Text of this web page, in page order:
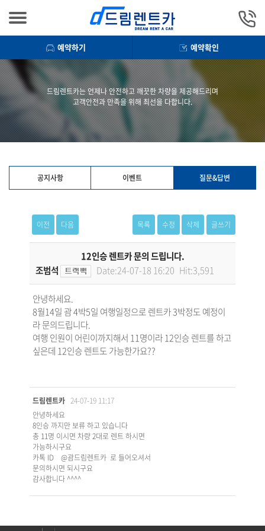
예약하기 예약확인
드림렌트카는 언제나 안전하고 깨끗한 차량을 제공해드리며
고객안전과 만족을 위해 최선을 다합니다.
공지사항 이벤트 질문&답변
이전 다음 목록 수정 삭제 글쓰기
12인승 렌트카 문의 드립니다.
조범석
Date:24-07-18 16:20 Hit:3,591
안녕하세요.
8월14일 괌 4박5일 여행일정으로 렌트카 3박정도 예정이
라 문의드립니다.
여행 인원이 어린이까지해서 11명이라 12인승 렌트를 하고
싶은데 12인승 렌트도 가능한가요??
드림렌트카 24-07-19 11:17
안녕하세요
8인승 까지만 보류 하고 있습니다
총 11명 이시면 차량 2대로 렌트 하시면
가능하시구요
카톡 ID @괌드림렌트카 로 들어오셔서
문의하시면 되시구요
감사합니다 ^^^^